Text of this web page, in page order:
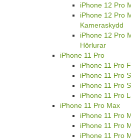
iPhone 12 Pro
iPhone 12 Pro
Kameraskydd
iPhone 12 Pro
Hörlurar
iPhone 11 Pro
iPhone 11 Pro
iPhone 11 Pro
iPhone 11 Pro
iPhone 11 Pro
iPhone 11 Pro Max
iPhone 11 Pro
iPhone 11 Pro
iPhone 11 Pro